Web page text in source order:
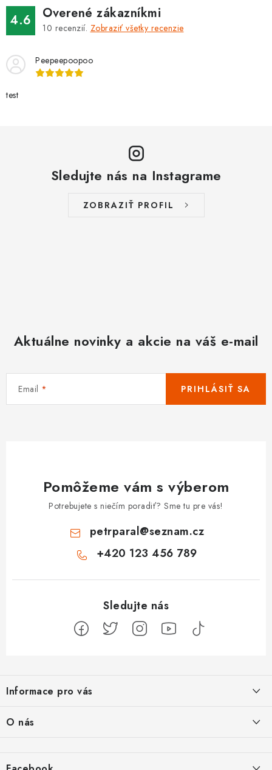
ý
p
i
s
u
4.6 Overené zákazníkmi
10 recenzií. Zobraziť všetky recenzie
Peepeepoopoo
test
Sledujte nás na Instagrame
ZOBRAZIŤ PROFIL
Aktuálne novinky a akcie na váš e-mail
Email PRIHLÁSIŤ SA
Pomôžeme vám s výberom
Potrebujete s niečím poradiť? Sme tu pre vás!
petrparal@seznam.cz
+420 123 456 789
p
ä
e
Informace pro vás
O nás